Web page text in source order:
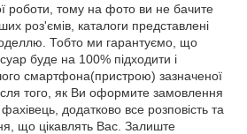
роботи, тому на фото ви не бачите
роз'ємів, каталоги представлені
Тобто ми гарантуємо, що
буде на 100% підходити і
смартфона(пристрою) зазначеної
того, як Ви оформите замовлення
додатково все розповість та
що цікавлять Вас. Залиште